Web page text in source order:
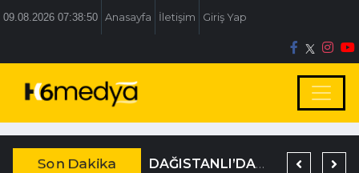
09.08.2026 07:38:51 Anasayfa İletişim Giriş Yap
Son Dakika DAĞISTANLI’DAN, ÖZLÜ’NÜN OTOGAR KARARINA SERT TEPKİ